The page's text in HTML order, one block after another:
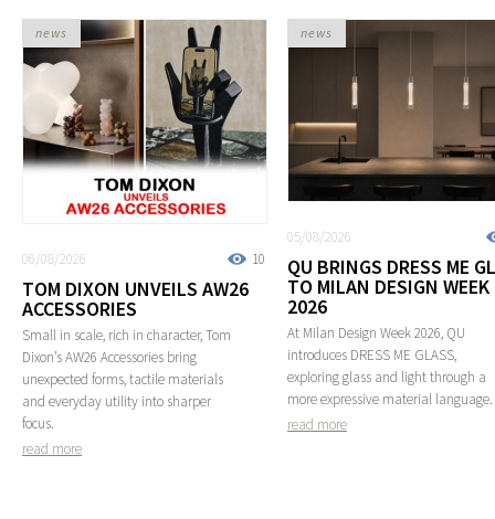
10
06/08/2026
TOM DIXON UNVEILS AW26
ACCESSORIES
Small in scale, rich in character, Tom
Dixon’s AW26 Accessories bring
unexpected forms, tactile materials
and everyday utility into sharper
focus.
read more
news
05/08/2026
QU BRINGS DRESS ME
TO MILAN DESIGN WEEK
2026
At Milan Design Week 2026, QU
introduces DRESS ME GLASS,
exploring glass and light through a
more expressive material language.
read more
news